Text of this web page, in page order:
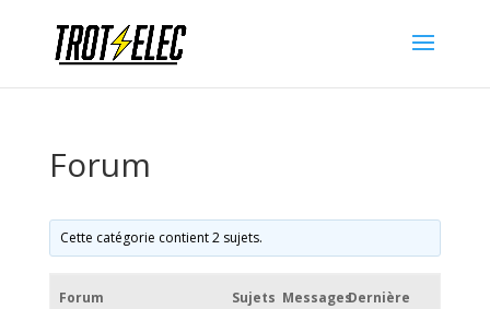
Forum
Cette catégorie contient 2 sujets.
Forum Sujets MessagesDernière